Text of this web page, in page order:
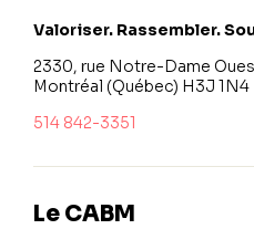
Valoriser. Rassembler.
2330, rue Notre-Dame
Montréal (Québec) H3J 1N4
514 842-3351
Le CABM